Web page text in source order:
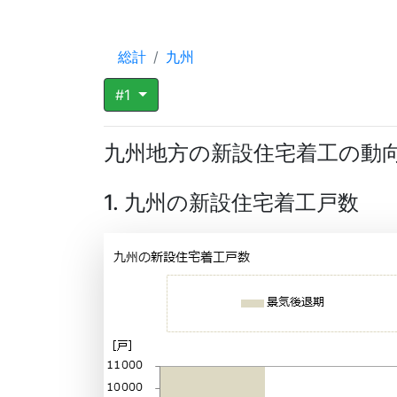
総計 九州
#1
九州地方の新設住宅着工の動
1. 九州の新設住宅着工戸数